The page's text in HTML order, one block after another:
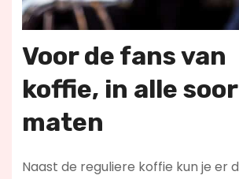
Voor de fans van
koffie, in alle
maten
Naast de reguliere koffie kun je er